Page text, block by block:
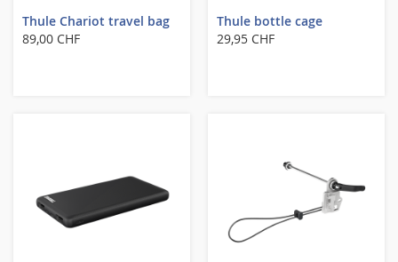
Thule Chariot travel bag
89,00 CHF
Thule bottle cage
29,95 CHF